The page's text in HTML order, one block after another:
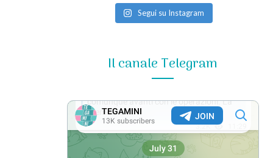
Segui su Instagram
Il canale Telegram